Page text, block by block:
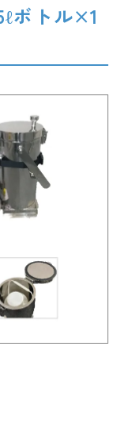
ボトル×1